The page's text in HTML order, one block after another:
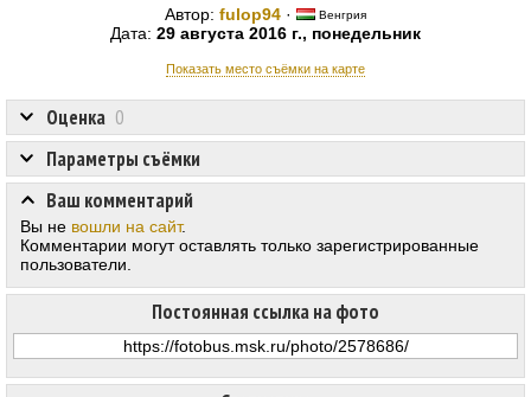
Автор: fulop94 · Венгрия
Дата: 29 августа 2016 г., понедельник
Показать место съёмки на карте
Оценка 0
Постоянная ссылка на фото
Параметры съёмки
Ваш комментарий
Вы не вошли на сайт.
Комментарии могут оставлять только зарегистрированные
пользователи.